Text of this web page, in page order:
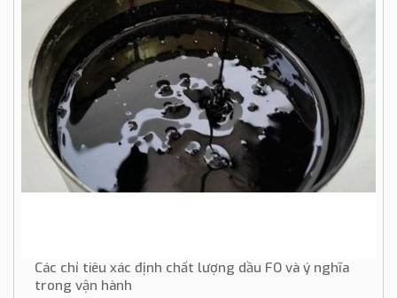
Các chỉ tiêu xác định chất lượng dầu FO và ý nghĩa
trong vận hành